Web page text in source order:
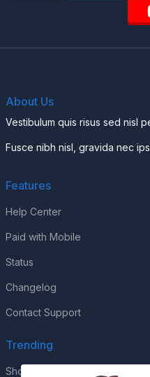
About Us
Vestibulum quis risus sed nisl
Fusce nibh nisl, gravida nec
Features
Help Center
Paid with Mobile
Status
Changelog
Contact Support
Trending
Shop